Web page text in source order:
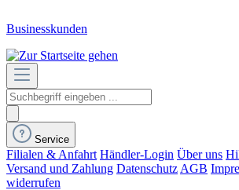
Businesskunden
Service
Filialen & Anfahrt Händler-Login Über uns
Versand und Zahlung Datenschutz AGB
widerrufen